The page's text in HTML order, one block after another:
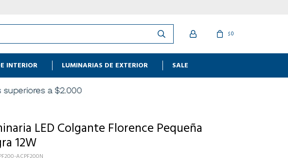
INTERIOR LUMINARIAS DE EXTERIOR SALE
$0
LED Colgante Florence Pequeña
12W